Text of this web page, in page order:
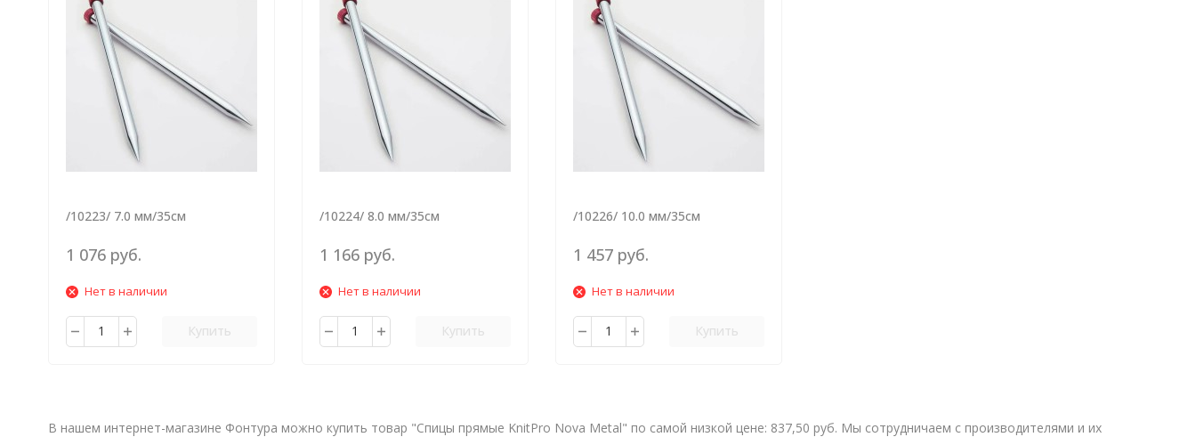
/10223/ 7.0 мм/35см
1 076 руб.
Нет в наличии
Купить
/10224/ 8.0 мм/35см
1 166 руб.
Нет в наличии
Купить
/10226/ 10.0 мм/35см
1 457 руб.
Нет в наличии
Купить
В нашем интернет-магазине Фонтура можно купить товар "Спицы прямые KnitPro Nova Metal" по самой низкой цене: 837,50 руб. Мы сотрудничаем с производителями и их